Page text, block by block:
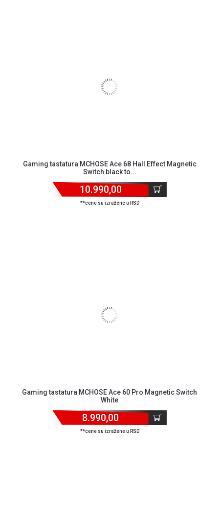
Gaming tastatura MCHOSE Ace 68 Hall Effect Magnetic
Switch black to...
10.990,00
**cene su izražene u RSD
Gaming tastatura MCHOSE Ace 60 Pro Magnetic Switch
White
8.990,00
**cene su izražene u RSD